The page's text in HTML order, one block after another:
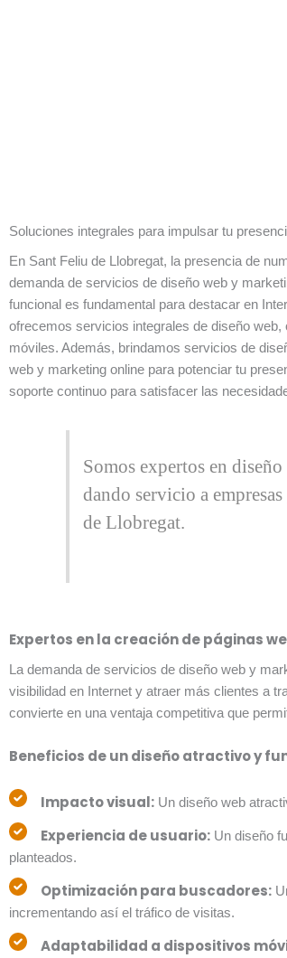
Soluciones integrales para impulsar tu
En Sant Feliu de Llobregat, la presencia de
demanda de servicios de diseño web y
funcional es fundamental para destacar en
ofrecemos servicios integrales de diseño
móviles. Además, brindamos servicios de
web y marketing online para potenciar tu
soporte continuo para satisfacer las
Somos expertos en
dando servicio a
de Llobregat.
Expertos en la creación de páginas
La demanda de servicios de diseño web y
visibilidad en Internet y atraer más clientes a
convierte en una ventaja competitiva que
Beneficios de un diseño atractivo y
Impacto visual: Un diseño web
Experiencia de usuario: Un diseño
planteados.
Optimización para buscadores:
incrementando así el tráfico de visitas.
Adaptabilidad a dispositivos